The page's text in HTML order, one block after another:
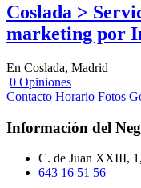
Coslada >
marketing por
En Coslada, Madrid
0 Opiniones
Contacto Horario Fotos
Información del
C. de Juan XXIII,
643 16 51 56